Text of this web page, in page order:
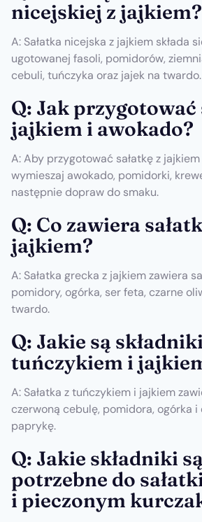
nicejskiej z jajkiem?
A: Sałatka nicejska z jajkiem składa
ugotowanej fasoli, pomidorów,
cebuli, tuńczyka oraz jajek na twardo.
Q: Jak przygotować
jajkiem i awokado?
A: Aby przygotować sałatkę z
wymieszaj awokado, pomidorki,
następnie dopraw do smaku.
Q: Co zawiera
jajkiem?
A: Sałatka grecka z jajkiem zawiera
pomidory, ogórka, ser feta, czarne
twardo.
Q: Jakie są
tuńczykiem i
A: Sałatka z tuńczykiem i jajkiem
czerwoną cebulę, pomidora, ogórka
paprykę.
Q: Jakie składniki
potrzebne do
i pieczonym